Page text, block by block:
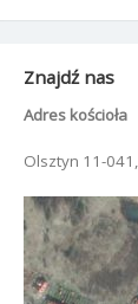
Znajdź nas
Adres kościoła
Olsztyn 11-